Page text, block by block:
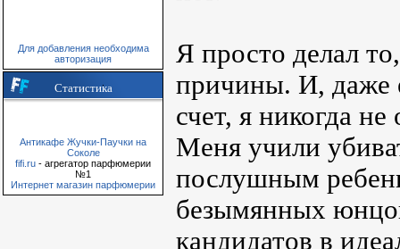
Для добавления необходима
авторизация
Статистика
Антикафе Жучки-Паучки на
Соколе
fifi.ru - агрегатор парфюмерии
№1
Интернет магазин парфюмерии
Я просто делал
причины. И, даже
счет, я никогда
Меня учили
послушным
безымянных
кандидатов в